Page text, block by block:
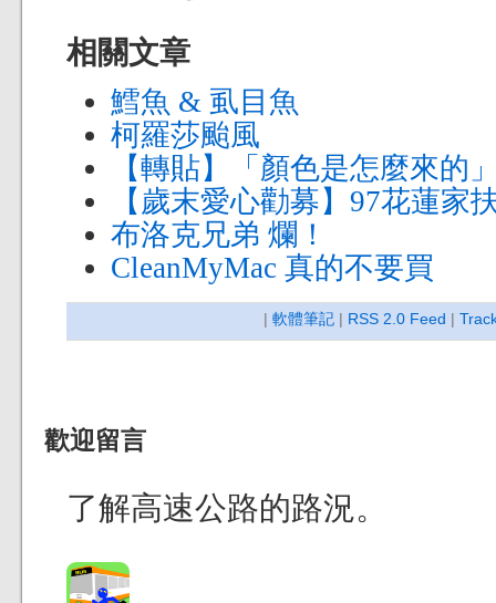
相關文章
鱈魚 & 虱目魚
柯羅莎颱風
【轉貼】「顏色是怎麼來的
【歲末愛心勸募】97花蓮家
布洛克兄弟 爛！
CleanMyMac 真的不要買
| 軟體筆記 | RSS 2.0 Feed |
歡迎留言
了解高速公路的路況。